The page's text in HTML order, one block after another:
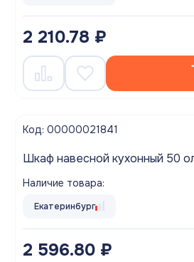
2 210.78 ₽
Код: 00000021841
Шкаф навесной кухонный 50
Наличие товара:
Екатеринбург
2 596.80 ₽